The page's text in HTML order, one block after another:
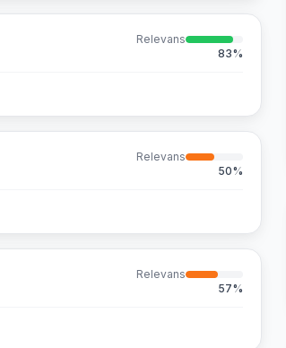
Relevans
83%
Relevans
50%
Relevans
57%